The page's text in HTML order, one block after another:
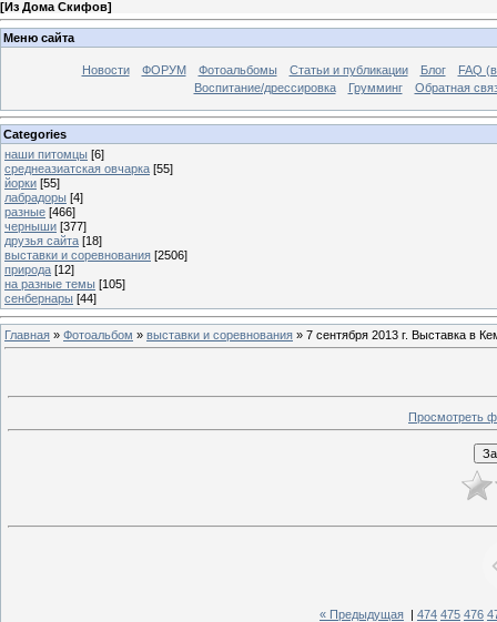
[Из Дома Скифов]
Меню сайта
Новости ФОРУМ Фотоальбомы Статьи и публикации Блог
FAQ
Воспитание/дрессировка
Грумминг Обратная
Categories
наши питомцы [6]
среднеазиатская овчарка [55]
йорки [55]
лабрадоры [4]
разные [466]
черныши [377]
друзья сайта [18]
выставки и соревнования [2506]
природа [12]
на разные темы [105]
сенбернары [44]
Главная » Фотоальбом » выставки и соревнования » 7 сентября 2013 г. Выставка в
Просмотреть
« Предыдущая | 474 475 476